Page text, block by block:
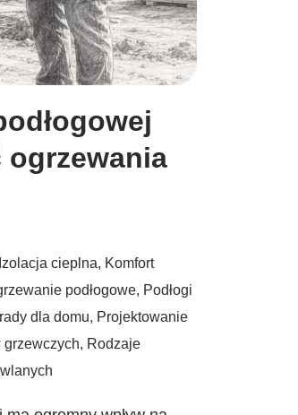
ogrzewania
Izolacja cieplna, Komfort
podłogowe, Podłogi
dla domu, Projektowanie
grzewczych, Rodzaje